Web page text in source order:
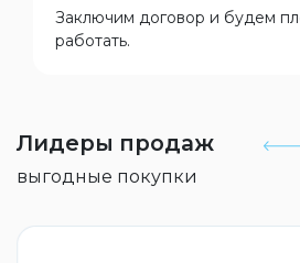
Заключим договор и будем
работать.
Лидеры продаж
выгодные покупки